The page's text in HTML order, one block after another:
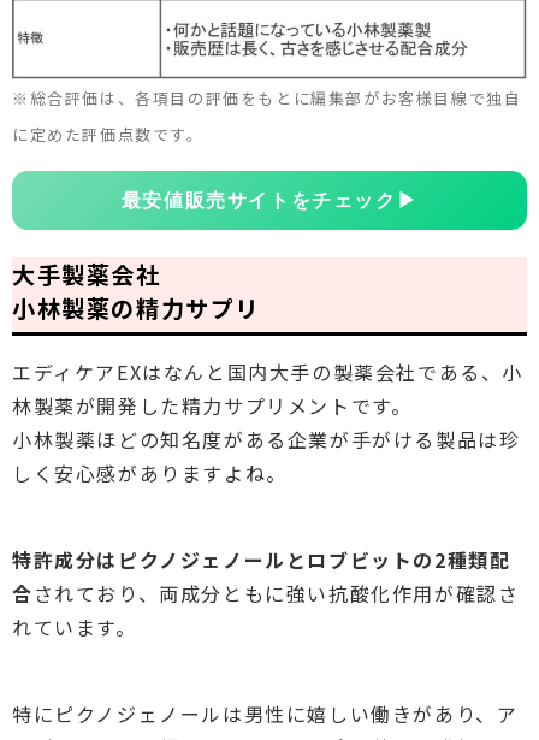
※総合評価は、各項目の評価をもとに編集部がお客様目線で独自
に定めた評価点数です。
最安値販売サイトをチェック ▶
大手製薬会社
小林製薬の精力サプリ
エディケアEXはなんと国内大手の製薬会社である、小
林製薬が開発した精力サプリメントです。
小林製薬ほどの知名度がある企業が手がける製品は珍
しく安心感がありますよね。
特許成分はピクノジェノールとロブビットの2種類配
合されており、両成分ともに強い抗酸化作用が確認さ
れています。
特にピクノジェノールは男性に嬉しい働きがあり、ア